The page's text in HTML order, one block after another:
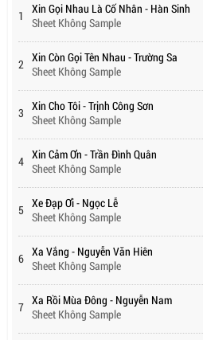
1
Xin Gọi Nhau Là Cố Nhân - Hàn Sinh
Sheet Không Sample
2 Xin Còn Gọi Tên Nhau - Trường Sa
Sheet Không Sample
3 Xin Cho Tôi - Trịnh Công Sơn
Sheet Không Sample
4 Xin Cảm Ơn - Trần Đình Quân
Sheet Không Sample
5 Xe Đạp Ơi - Ngọc Lễ
Sheet Không Sample
6 Xa Vắng - Nguyễn Văn Hiên
Sheet Không Sample
7 Xa Rồi Mùa Đông - Nguyễn Nam
Sheet Không Sample